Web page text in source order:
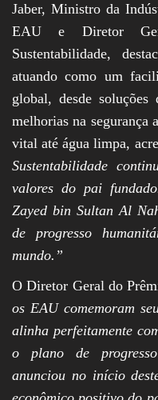
Jaber, Ministro da
EAU e Diretor
Sustentabilidade,
atuando como um
global, desde
melhorias na segurança
vital até água limpa,
Sustentabilidade
valores do pai
Zayed bin Sultan Al
de progresso
mundo.”
O Diretor Geral do
os EAU comemoram
alinha perfeitamente
o plano de
anunciou no início